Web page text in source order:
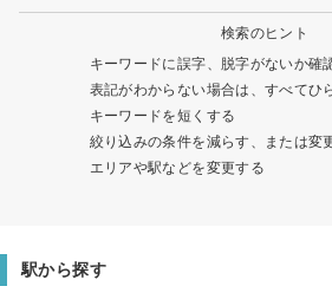
検索のヒント
キーワードに誤字、脱字がないか確
表記がわからない場合は、すべてひ
キーワードを短くする
絞り込みの条件を減らす、または変
エリアや駅などを変更する
駅から探す